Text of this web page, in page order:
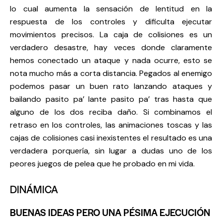
lo cual aumenta la sensación de lentitud en la
respuesta de los controles y dificulta ejecutar
movimientos precisos. La caja de colisiones es un
verdadero desastre, hay veces donde claramente
hemos conectado un ataque y nada ocurre, esto se
nota mucho más a corta distancia. Pegados al enemigo
podemos pasar un buen rato lanzando ataques y
bailando pasito pa’ lante pasito pa’ tras hasta que
alguno de los dos reciba daño. Si combinamos el
retraso en los controles, las animaciones toscas y las
cajas de colisiones casi inexistentes el resultado es una
verdadera porquería, sin lugar a dudas uno de los
peores juegos de pelea que he probado en mi vida.
DINÁMICA
BUENAS IDEAS PERO UNA PÉSIMA EJECUCIÓN